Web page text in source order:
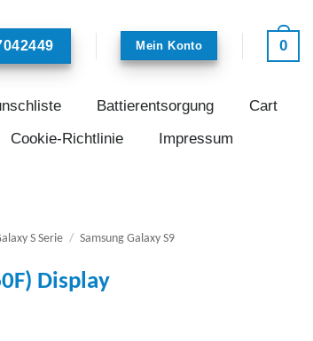
Mein Konto 0
Battierentsorgung
Cart
Cookie-Richtlinie
Impressum
S Serie / Samsung Galaxy S9
Display